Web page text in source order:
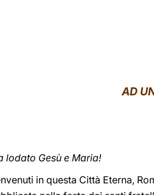
AD
lodato Gesù e Maria!
in questa Città Eterna,